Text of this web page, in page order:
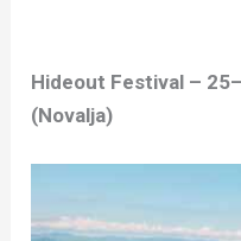
Hideout Festival –
(Novalja)